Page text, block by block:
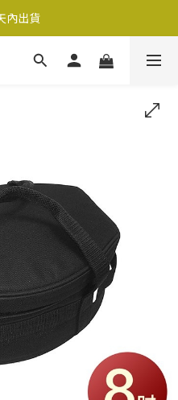
宅配990免運
內出貨
；宅配990免運